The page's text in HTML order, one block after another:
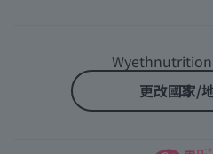
更改國家/